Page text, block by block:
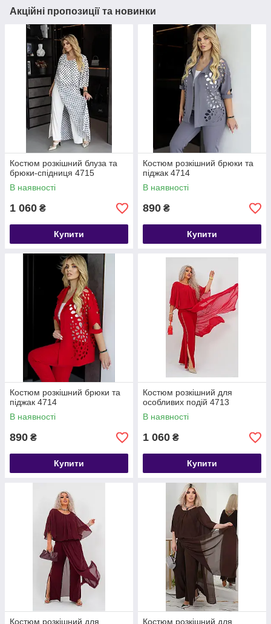
Акційні пропозиції та новинки
Костюм розкішний блуза та
брюки-спідниця 4715
В наявності
1 060 ₴
Купити
Костюм розкішний брюки та
піджак 4714
В наявності
890 ₴
Купити
Костюм розкішний брюки та
піджак 4714
В наявності
890 ₴
Купити
Костюм розкішний для
особливих подій 4713
В наявності
1 060 ₴
Купити
Костюм розкішний для
Костюм розкішний для